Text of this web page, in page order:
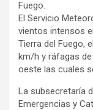
Fuego.
El Servicio
vientos intensos
Tierra del Fuego,
km/h y ráfagas
oeste las cuales
La subsecretaría
Emergencias y